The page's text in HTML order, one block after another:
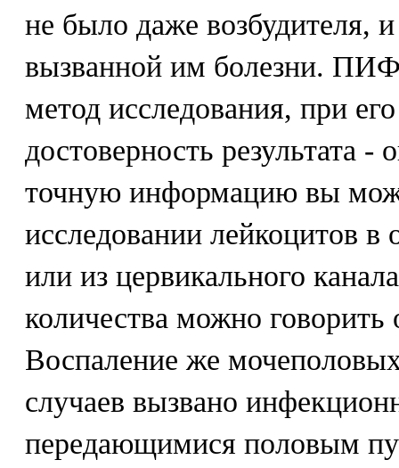
не было даже возбудителя,
вызванной им болезни.
метод исследования, при
достоверность результата
точную информацию вы
исследовании лейкоцитов
или из цервикального
количества можно говорить
Воспаление же
случаев вызвано
передающимися половым